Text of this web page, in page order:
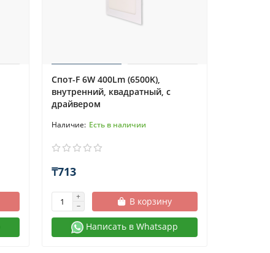
Спот-F 6W 400Lm (6500K),
внутренний, квадратный, с
драйвером
Есть в наличии
₸713
В корзину
Написать в Whatsapp